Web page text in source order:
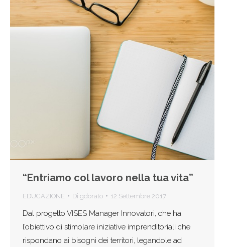
“Entriamo col lavoro nella tua vita”
EDUCAZIONE Di gdorato 12 Settembre 2017
Dal progetto VISES Manager Innovatori, che ha
l’obiettivo di stimolare iniziative imprenditoriali che
rispondano ai bisogni dei territori, legandole ad